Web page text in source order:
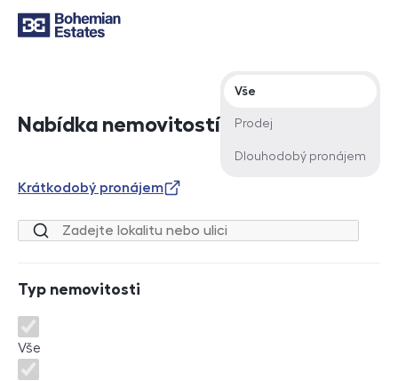
Nabídka nemovitostí
Typ nabídky
Vše
Prodej
Dlouhodobý pronájem
Krátkodobý pronájem
Lokalita nebo ulice
Typ nemovitosti
Typ nemovitosti
Vše